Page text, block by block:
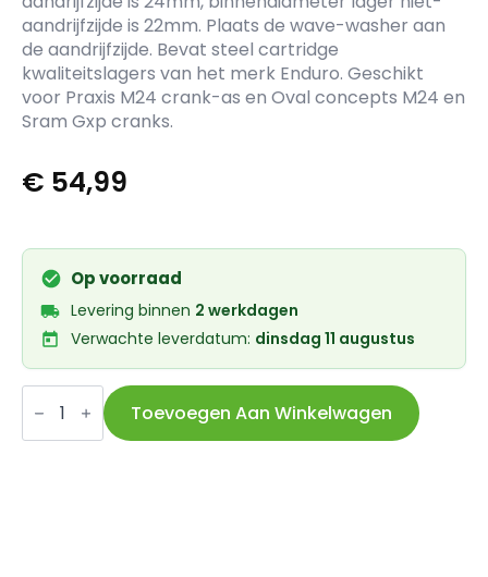
aandrijfzijde is 22mm. Plaats de wave-washer aan
de aandrijfzijde. Bevat steel cartridge
kwaliteitslagers van het merk Enduro. Geschikt
voor Praxis M24 crank-as en Oval concepts M24 en
Sram Gxp cranks.
€ 54,99
Op voorraad
Levering binnen 2 werkdagen
Verwachte leverdatum: dinsdag 11 augustus
Praxis
trapas
adapter
M24
Toevoegen Aan Winkelwagen